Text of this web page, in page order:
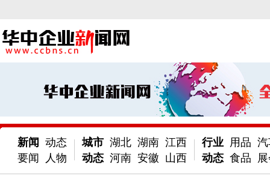
新闻
要闻
动态
人物
城市
动态
湖北 湖南 江西
河南 安徽 山西
行业
动态
用品
食品